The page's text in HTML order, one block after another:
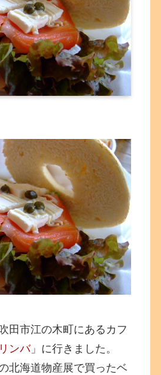
田市江の木町にあるカフ
ンバ」に行きました。
北海道物産展で買ったベ